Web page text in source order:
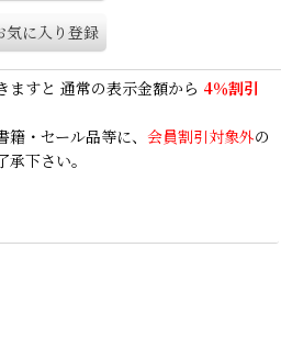
気に入り登録
ますと 通常の表示金額から 4％割引
・セール品等に、 会員割引対象外の
下さい。